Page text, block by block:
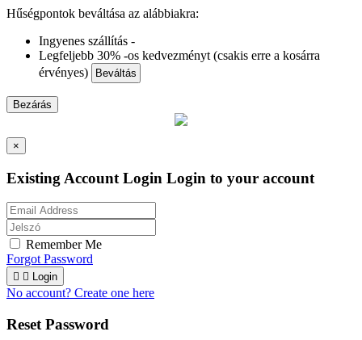
Hűségpontok beváltása az alábbiakra:
Ingyenes szállítás -
Legfeljebb 30% -os kedvezményt (csakis erre a kosárra
érvényes)
Beváltás
Bezárás
×
Existing Account Login Login to your account
Remember Me
Forgot Password
  Login
No account? Create one here
Reset Password